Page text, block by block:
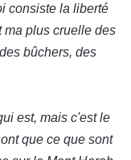
consiste la liberté
ma plus cruelle des
bûchers, des
est, mais c'est le
que ce que sont